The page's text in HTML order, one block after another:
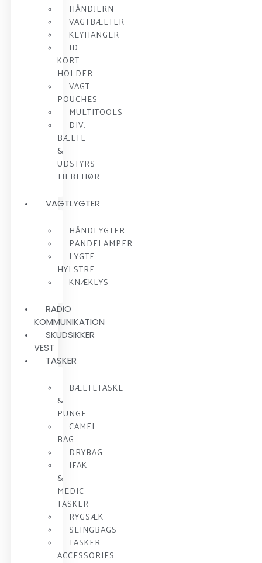
HÅNDJERN
VAGTBÆLTER
KEYHANGER
ID
KORT
HOLDER
VAGT
POUCHES
MULTITOOLS
DIV.
BÆLTE
&
UDSTYRS
TILBEHØR
VAGTLYGTER
HÅNDLYGTER
PANDELAMPER
LYGTE
HYLSTRE
KNÆKLYS
RADIO
KOMMUNIKATION
SKUDSIKKER
VEST
TASKER
BÆLTETASKE
&
PUNGE
CAMEL
BAG
DRYBAG
IFAK
&
MEDIC
TASKER
RYGSÆK
SLINGBAGS
TASKER
ACCESSORIES